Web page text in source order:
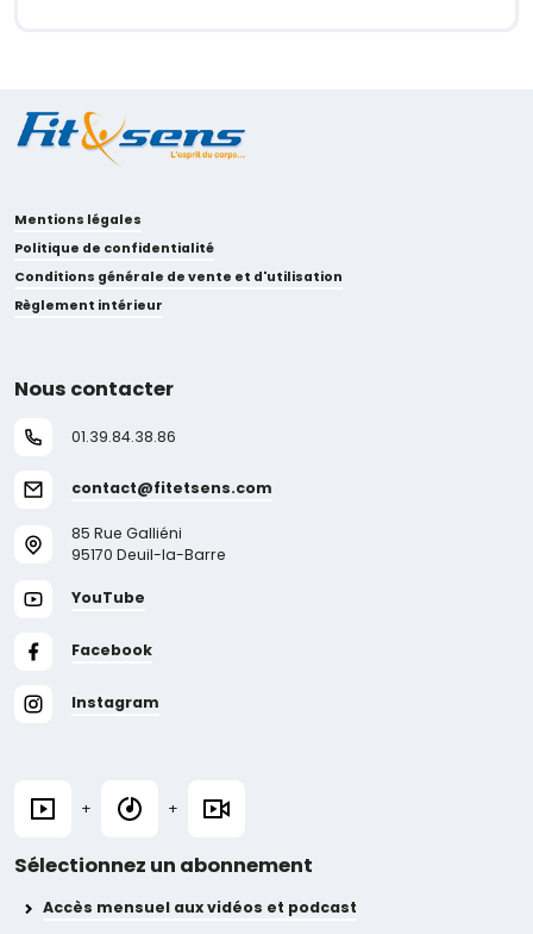
Mentions légales
Politique de confidentialité
Conditions générale de vente et d'utilisation
Règlement intérieur
Nous contacter
01.39.84.38.86
contact@fitetsens.com
85 Rue Galliéni
95170 Deuil-la-Barre
YouTube
Facebook
Instagram
+ +
Sélectionnez un abonnement
Accès mensuel aux vidéos et podcast